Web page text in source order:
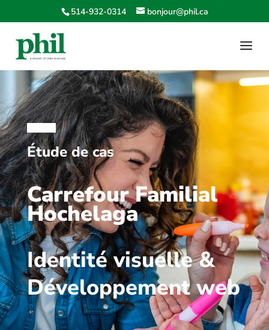
514-932-0314 bonjour@phil.ca
Étude de cas
Carrefour Familial
Hochelaga
Identité visuelle &
Développement web